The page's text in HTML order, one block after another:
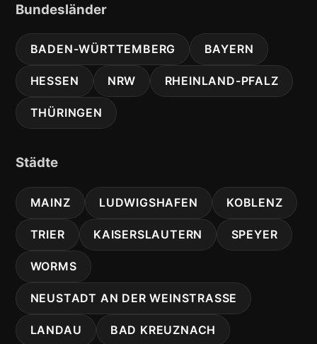
Bundesländer
BADEN-WÜRTTEMBERG BAYERN
HESSEN NRW RHEINLAND-PFALZ
THÜRINGEN
Städte
MAINZ LUDWIGSHAFEN KOBLENZ
TRIER KAISERSLAUTERN SPEYER
WORMS
NEUSTADT AN DER WEINSTRASSE
LANDAU BAD KREUZNACH